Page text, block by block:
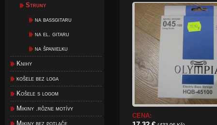
Struny
na bassgitaru
na el. gitaru
na španielku
Knihy
košele bez loga
Košele s logom
Mikiny .rôzne motívy
Mikiny bez potlače
CENA: